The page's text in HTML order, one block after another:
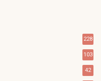
228
103
42